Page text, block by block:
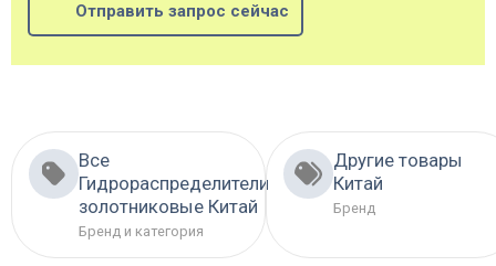
Отправить запрос сейчас
Все
Гидрораспределители
золотниковые Китай
Бренд и категория
Другие товары
Китай
Бренд